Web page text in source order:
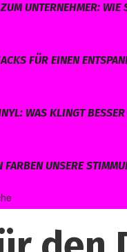
UNTERNEHMER:
FÜR EINEN
WAS KLINGT
FARBEN UNSERE